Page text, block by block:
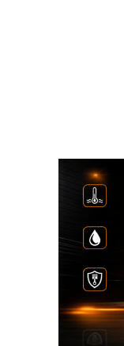
إمكانية تنظيم
خلال الفترة
ممثلي القطاع
بإعداد خطة عمل
للترويج السياحي
للسياحة